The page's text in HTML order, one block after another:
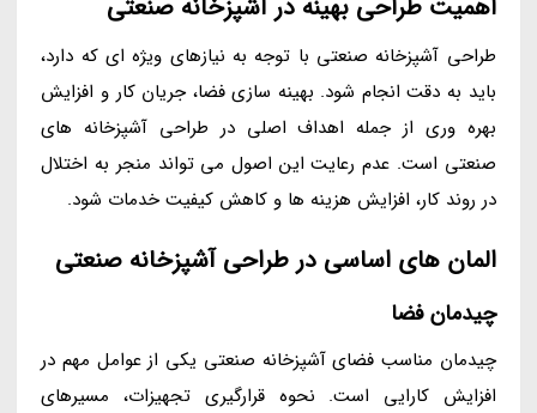
اهمیت طراحی بهینه در آشپزخانه صنعتی
طراحی آشپزخانه صنعتی با توجه به نیازهای ویژه ای که دارد،
باید به دقت انجام شود. بهینه سازی فضا، جریان کار و افزایش
بهره وری از جمله اهداف اصلی در طراحی آشپزخانه های
صنعتی است. عدم رعایت این اصول می تواند منجر به اختلال
در روند کار، افزایش هزینه ها و کاهش کیفیت خدمات شود.
المان های اساسی در طراحی آشپزخانه صنعتی
چیدمان فضا
چیدمان مناسب فضای آشپزخانه صنعتی یکی از عوامل مهم در
افزایش کارایی است. نحوه قرارگیری تجهیزات، مسیرهای